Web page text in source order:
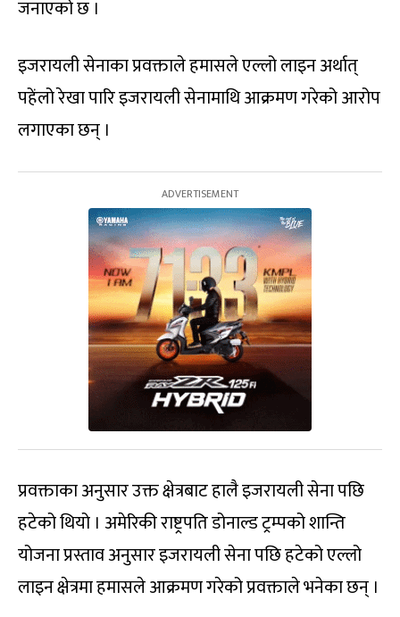
जनाएको छ ।
इजरायली सेनाका प्रवक्ताले हमासले एल्लो लाइन अर्थात्
पहेंलो रेखा पारि इजरायली सेनामाथि आक्रमण गरेको आरोप
लगाएका छन् ।
प्रवक्ताका अनुसार उक्त क्षेत्रबाट हालै इजरायली सेना पछि
हटेको थियो । अमेरिकी राष्ट्रपति डोनाल्ड ट्रम्पको शान्ति
योजना प्रस्ताव अनुसार इजरायली सेना पछि हटेको एल्लो
लाइन क्षेत्रमा हमासले आक्रमण गरेको प्रवक्ताले भनेका छन् ।